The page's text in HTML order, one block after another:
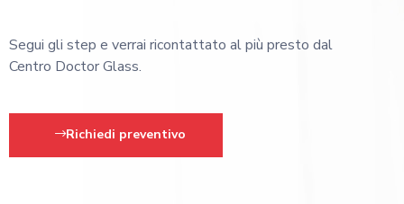
Segui gli step e verrai ricontattato al più presto dal
Centro Doctor Glass.
Richiedi preventivo